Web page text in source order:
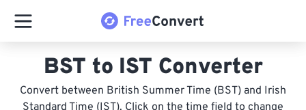
BST to IST Converter
Convert between British Summer Time (BST) and Irish
Standard Time (IST). Click on the time field to change